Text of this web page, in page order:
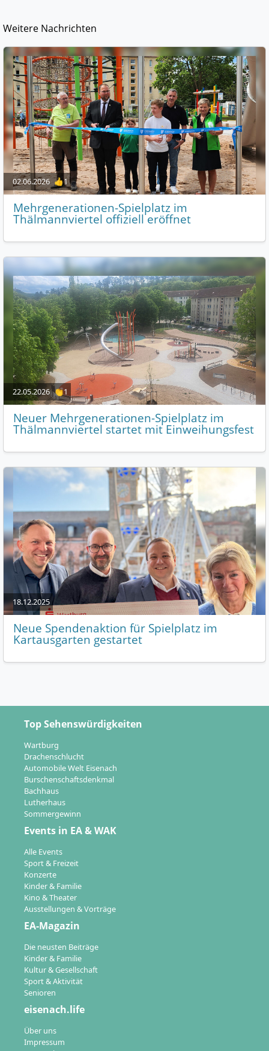
Weitere Nachrichten
02.06.2026 👍1
Mehrgenerationen-Spielplatz im
Thälmannviertel offiziell eröffnet
22.05.2026 👏1
Neuer Mehrgenerationen-Spielplatz im
Thälmannviertel startet mit Einweihungsfest
18.12.2025
Neue Spendenaktion für Spielplatz im
Kartausgarten gestartet
Top Sehenswürdigkeiten
Wartburg
Drachenschlucht
Automobile Welt Eisenach
Burschenschaftsdenkmal
Bachhaus
Lutherhaus
Sommergewinn
Events in EA & WAK
Alle Events
Sport & Freizeit
Konzerte
Kinder & Familie
Kino & Theater
Ausstellungen & Vorträge
EA-Magazin
Die neusten Beiträge
Kinder & Familie
Kultur & Gesellschaft
Sport & Aktivität
Senioren
eisenach.life
Über uns
Impressum